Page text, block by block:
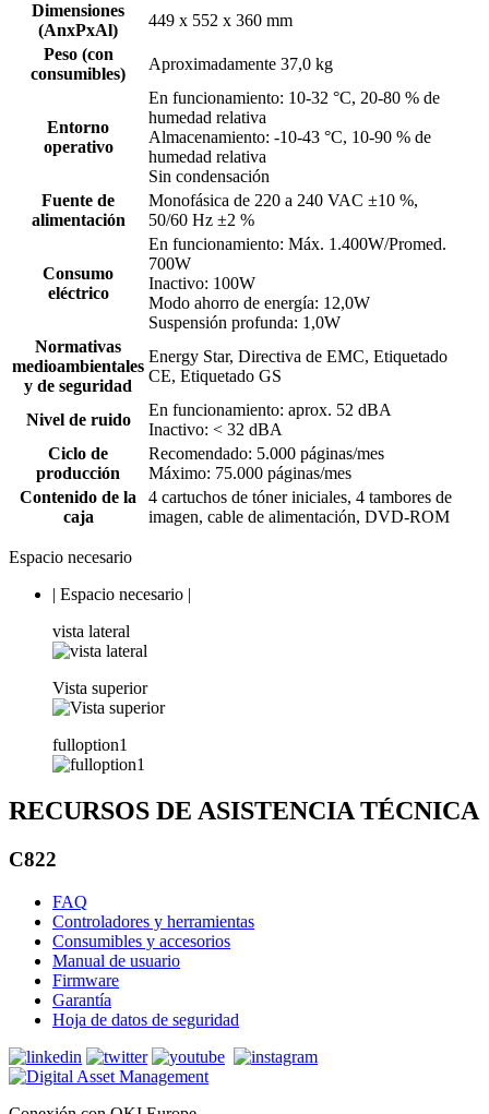
Dimensiones
(AnxPxAl)
449 x 552 x 360 mm
Peso (con
consumibles)
Aproximadamente 37,0 kg
Entorno
operativo
En funcionamiento: 10-32 °C, 20-80 % de
humedad relativa
Almacenamiento: -10-43 °C, 10-90 % de
humedad relativa
Sin condensación
Fuente de
alimentación
Monofásica de 220 a 240 VAC ±10 %,
50/60 Hz ±2 %
Consumo
eléctrico
En funcionamiento: Máx. 1.400W/Promed.
700W
Inactivo: 100W
Modo ahorro de energía: 12,0W
Suspensión profunda: 1,0W
Normativas
medioambientales
y de seguridad
Energy Star, Directiva de EMC, Etiquetado
CE, Etiquetado GS
Nivel de ruido
En funcionamiento: aprox. 52 dBA
Inactivo: < 32 dBA
Ciclo de
producción
Recomendado: 5.000 páginas/mes
Máximo: 75.000 páginas/mes
Contenido de la
caja
4 cartuchos de tóner iniciales, 4 tambores de
imagen, cable de alimentación, DVD-ROM
Espacio necesario
| Espacio necesario |
vista lateral
Vista superior
fulloption1
RECURSOS DE ASISTENCIA TÉCNICA
C822
FAQ
Controladores y herramientas
Consumibles y accesorios
Manual de usuario
Firmware
Garantía
Hoja de datos de seguridad